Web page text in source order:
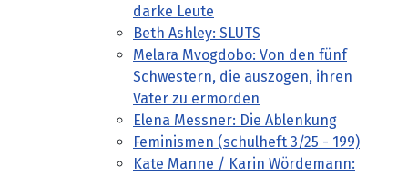
darke Leute
Beth Ashley: SLUTS
Melara Mvogdobo: Von den fünf
Schwestern, die auszogen, ihren
Vater zu ermorden
Elena Messner: Die Ablenkung
Feminismen (schulheft 3/25 - 199)
Kate Manne / Karin Wördemann: